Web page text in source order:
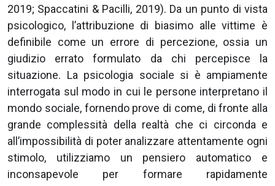
2019; Spaccatini & Pacilli, 2019). Da un punto di vista
psicologico, l’attribuzione di biasimo alle vittime è
definibile come un errore di percezione, ossia un
giudizio errato formulato da chi percepisce la
situazione. La psicologia sociale si è ampiamente
interrogata sul modo in cui le persone interpretano il
mondo sociale, fornendo prove di come, di fronte alla
grande complessità della realtà che ci circonda e
all’impossibilità di poter analizzare attentamente ogni
stimolo, utilizziamo un pensiero automatico e
inconsapevole per formare rapidamente